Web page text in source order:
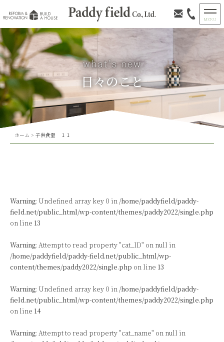
日々のこと
ホーム > 子供食堂 １１
Warning: Undefined array key 0 in /home/paddyfield/paddy-
field.net/public_html/wp-content/themes/paddy2022/single.php
on line 13
Warning: Attempt to read property "cat_ID" on null in
/home/paddyfield/paddy-field.net/public_html/wp-
content/themes/paddy2022/single.php on line 13
Warning: Undefined array key 0 in /home/paddyfield/paddy-
field.net/public_html/wp-content/themes/paddy2022/single.php
on line 14
Warning: Attempt to read property "cat_name" on null in